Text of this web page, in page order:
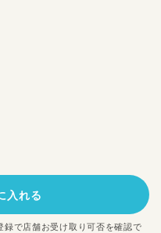
入れる
で店舗お受け取り可否を確認で